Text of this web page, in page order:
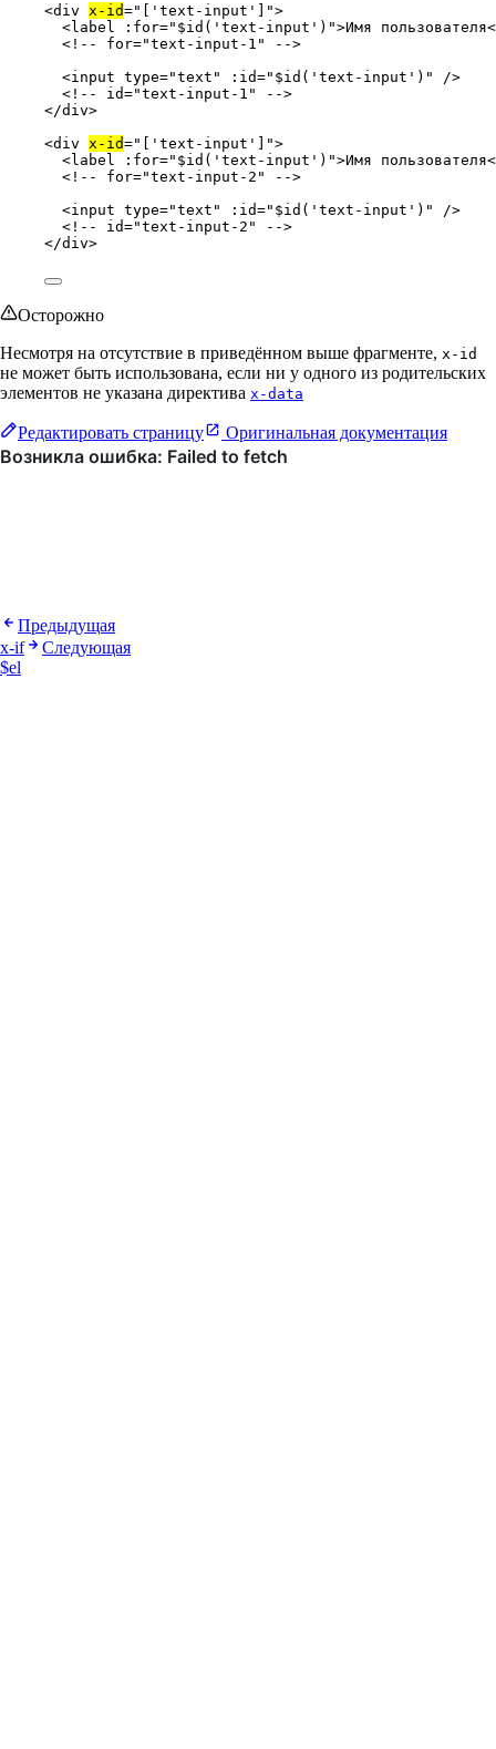
<div x-id=" ['text-input'] ">
<label :for=" $id('text-input') ">Имя
<!-- for="text-input-1" -->
<input type="text " :id=" $id('text-input') "
/>
<!-- id="text-input-1" -->
</div>
<div x-id=" ['text-input'] ">
<label :for=" $id('text-input') ">Имя
<!-- for="text-input-2" -->
<input type="text " :id=" $id('text-input') "
/>
<!-- id="text-input-2" -->
</div>
Осторожно
Несмотря на отсутствие в приведённом выше фрагменте, x-id
не может быть использована, если ни у одного из родительских
элементов не указана директива x-data
Редактировать страницу Оригинальная документация
Предыдущая
x-if
Следующая
$el